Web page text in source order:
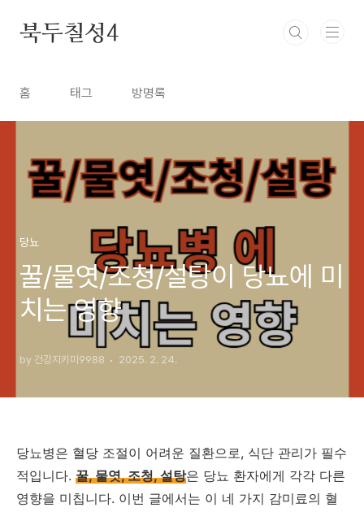
북두칠성4
홈 태그 방명록
당뇨
꿀/물엿/조청/설탕이 당뇨에 미
치는 영향
by 건강지키미9988 2025. 2. 24.
당뇨병은 혈당 조절이 어려운 질환으로, 식단 관리가 필수
적입니다. 꿀, 물엿, 조청, 설탕은 당뇨 환자에게 각각 다른
영향을 미칩니다. 이번 글에서는 이 네 가지 감미료의 혈